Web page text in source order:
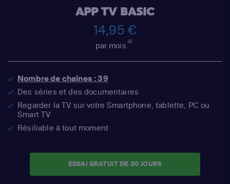
APP TV BASIC
14,95 €
par mois(2)
Nombre de chaînes : 39
Des séries et des documentaires
Regarder la TV sur votre Smartphone, tablette, PC ou
Smart TV
Résiliable à tout moment
ESSAI GRATUIT DE 30 JOURS